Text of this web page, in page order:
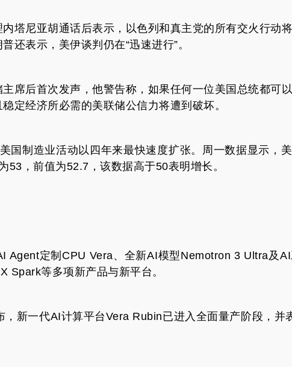
塔尼亚胡通话后表示，以色列和真主党的所有交火行动
还表示，美伊谈判仍在“迅速进行”。
席后首次发声，他警告称，如果任何一位美国总统都可
定经济所必需的美联储公信力将遭到破坏。
国制造业活动以四年来最快速度扩张。周一数据显示，
53，前值为52.7，该数据高于50表明增长。
Agent定制CPU Vera、全新AI模型Nemotron 3 Ultra及AI
Spark等多项新产品与新平台。
，新一代AI计算平台Vera Rubin已进入全面量产阶段，并